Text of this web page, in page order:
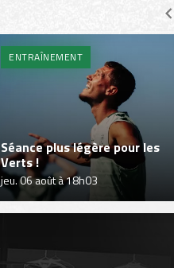
ENTRAÎNEMENT
Séance plus légère pour les
Verts !
jeu. 06 août à 18h03